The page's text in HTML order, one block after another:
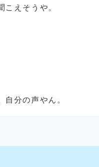
こえそうや。
自分の声やん。